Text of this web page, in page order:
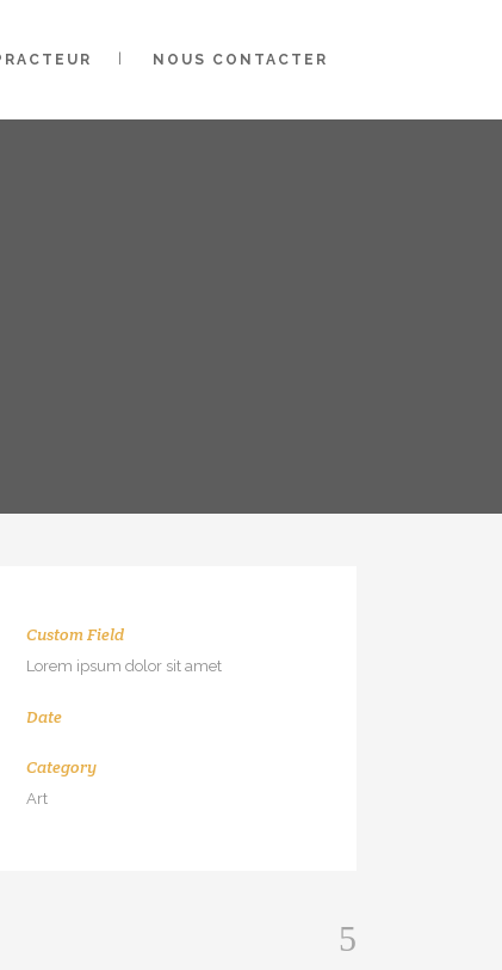
NOUS CONTACTER
Custom Field
Lorem ipsum dolor sit amet
Date
Category
Art